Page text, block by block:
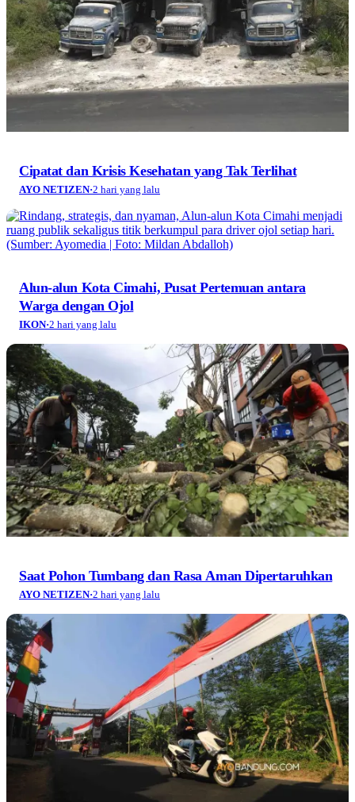
Cipatat dan Krisis Kesehatan yang Tak Terlihat
AYO NETIZEN·2 hari yang lalu
Alun-alun Kota Cimahi, Pusat Pertemuan antara
Warga dengan Ojol
IKON·2 hari yang lalu
Saat Pohon Tumbang dan Rasa Aman Dipertaruhkan
AYO NETIZEN·2 hari yang lalu